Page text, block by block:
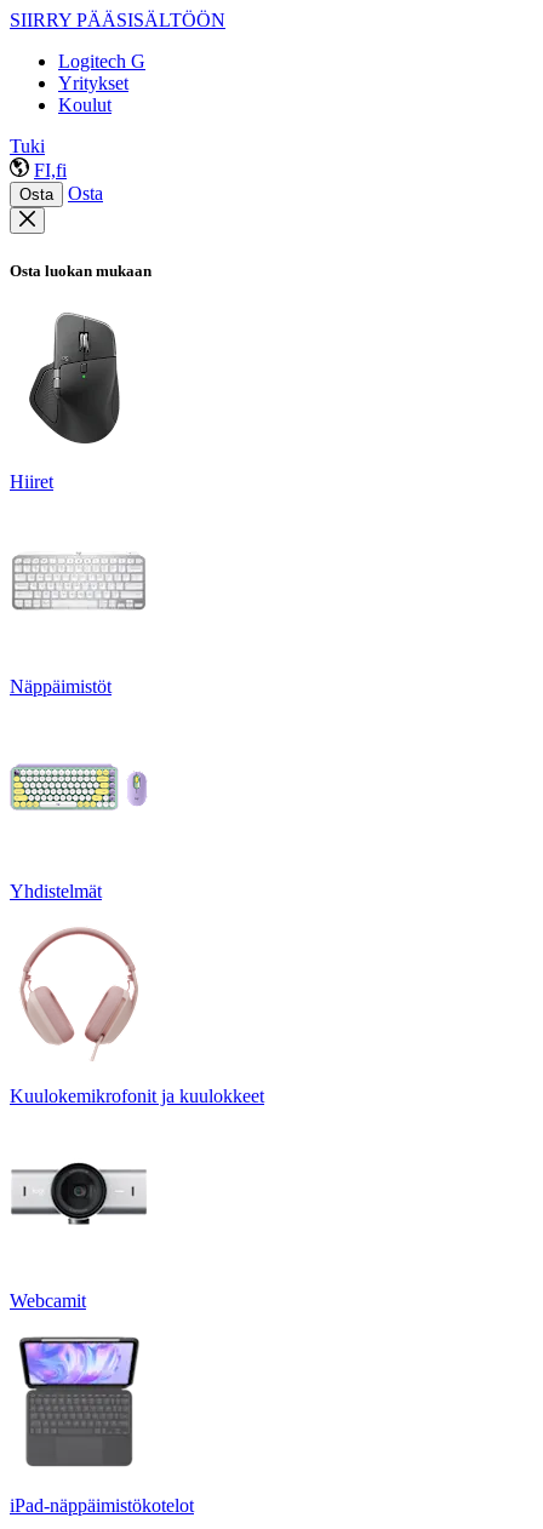
SIIRRY PÄÄSISÄLTÖÖN
Logitech G
Yritykset
Koulut
Tuki
FI,fi
Osta Osta
Osta luokan mukaan
Hiiret
Näppäimistöt
Yhdistelmät
Kuulokemikrofonit ja kuulokkeet
Webcamit
iPad-näppäimistökotelot